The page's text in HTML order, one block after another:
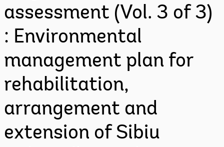
assessment (Vol. 3 of 3)
: Environmental
management plan for
rehabilitation,
arrangement and
extension of Sibiu